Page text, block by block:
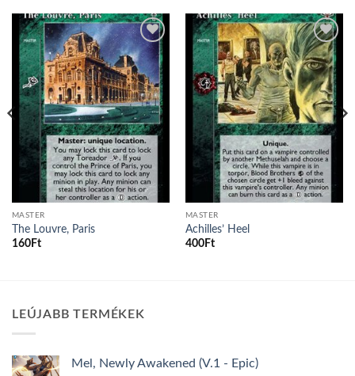
Add to
wishlist
MASTER
The Louvre, Paris
160Ft
Add to
wishlist
MASTER
Achilles’ Heel
400Ft
LEÚJABB TERMÉKEK
Mel, Newly Awakened (V.1 - Epic)